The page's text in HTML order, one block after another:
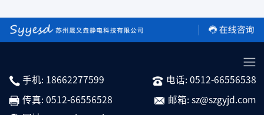
手机: 18662277599 电话: 0512-66556538
传真: 0512-66556528
邮箱: sz@szgyjd.com